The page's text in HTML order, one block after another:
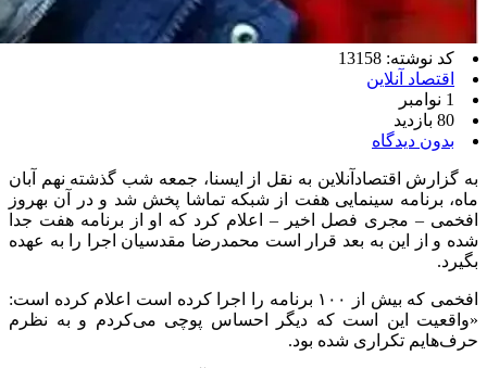
کد نوشته: 13158
اقتصاد آنلاین
1 نوامبر
80 بازدید
بدون دیدگاه
به گزارش اقتصادآنلاین به نقل از ایسنا، جمعه شب گذشته نهم آبان
ماه، برنامه سینمایی هفت از شبکه تماشا پخش شد و در آن بهروز
افخمی – مجری فصل اخیر – اعلام کرد که او از برنامه هفت جدا
شده و از این به بعد قرار است محمدرضا مقدسیان اجرا را به عهده
بگیرد.
افخمی که بیش از ۱۰۰ برنامه را اجرا کرده است اعلام کرده است:
«واقعیت این است که دیگر احساس پوچی می‌کردم و به نظرم
حرف‌هایم تکراری شده بود.